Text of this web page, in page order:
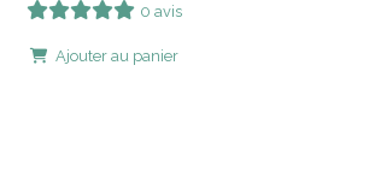
0 avis
Ajouter au panier